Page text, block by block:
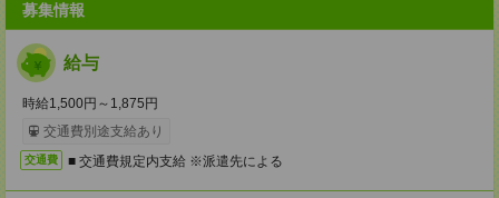
募集情報
給与
時給1,500円～1,875円
交通費別途支給あり
交通費 ■ 交通費規定内支給 ※派遣先による